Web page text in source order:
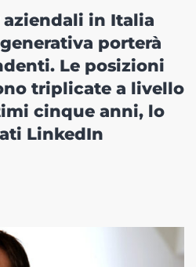
aziendali in Italia
porterà
Le posizioni
triplicate a livello
cinque anni, lo
LinkedIn